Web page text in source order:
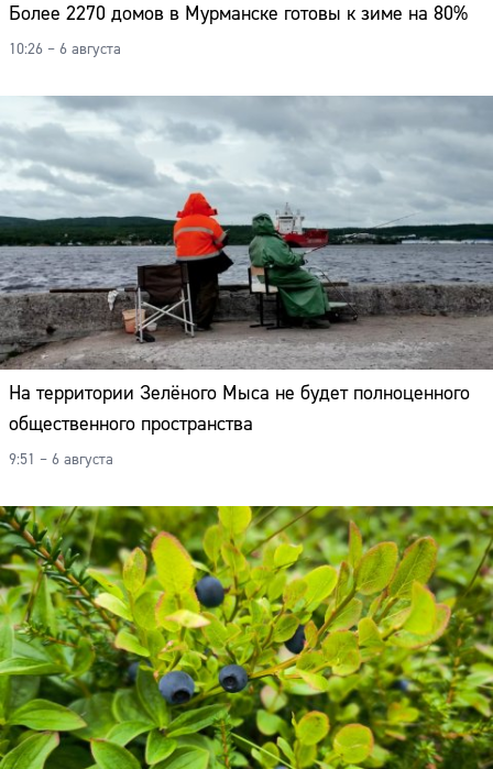
Более 2270 домов в Мурманске готовы к зиме на 80%
10:26 – 6 августа
На территории Зелёного Мыса не будет полноценного
общественного пространства
9:51 – 6 августа